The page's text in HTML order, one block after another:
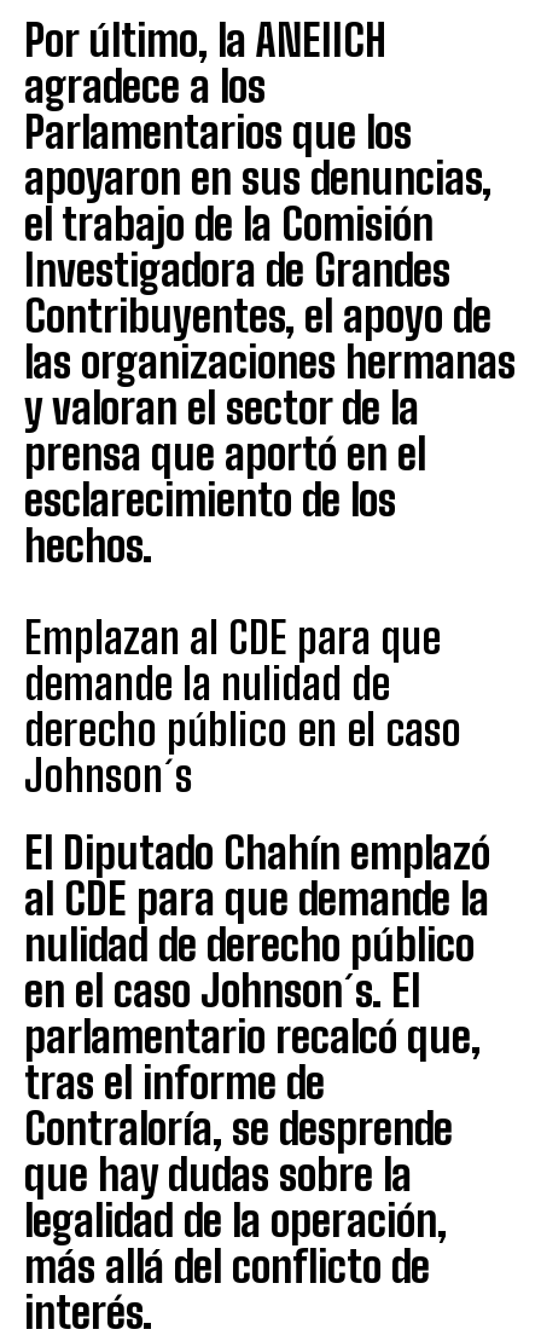
Por último, la ANEIICH
agradece a los
Parlamentarios que los
apoyaron en sus denuncias,
el trabajo de la Comisión
Investigadora de Grandes
Contribuyentes, el apoyo de
las organizaciones hermanas
y valoran el sector de la
prensa que aportó en el
esclarecimiento de los
hechos.
Emplazan al CDE para que
demande la nulidad de
derecho público en el caso
Johnson´s
El Diputado Chahín emplazó
al CDE para que demande la
nulidad de derecho público
en el caso Johnson´s. El
parlamentario recalcó que,
tras el informe de
Contraloría, se desprende
que hay dudas sobre la
legalidad de la operación,
más allá del conflicto de
interés.